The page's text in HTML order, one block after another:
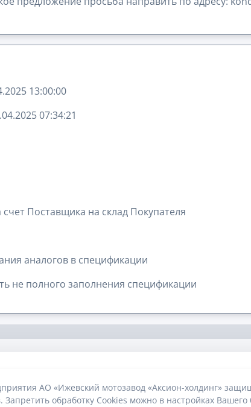
13:00:00
07:34:21
Поставщика на склад Покупателя
аналогов в спецификации
не полного заполнения спецификации
АО «Ижевский мотозавод «Аксион-холдинг»
обработку Cookies можно в настройках